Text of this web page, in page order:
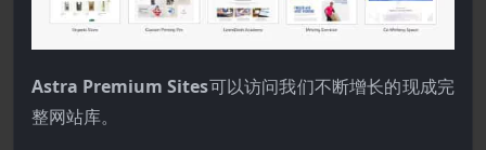
Astra Premium Sites可以访问我们不断增长的现成完
整网站库。